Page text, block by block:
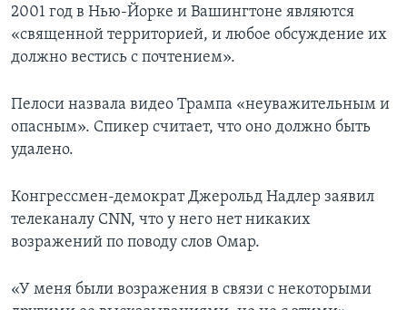
2001 год в Нью-Йорке и Вашингтоне являются
«священной территорией, и любое обсуждение их
должно вестись с почтением».
Пелоси назвала видео Трампа «неуважительным и
опасным». Спикер считает, что оно должно быть
удалено.
Конгрессмен-демократ Джерольд Надлер заявил
телеканалу CNN, что у него нет никаких
возражений по поводу слов Омар.
«У меня были возражения в связи с некоторыми